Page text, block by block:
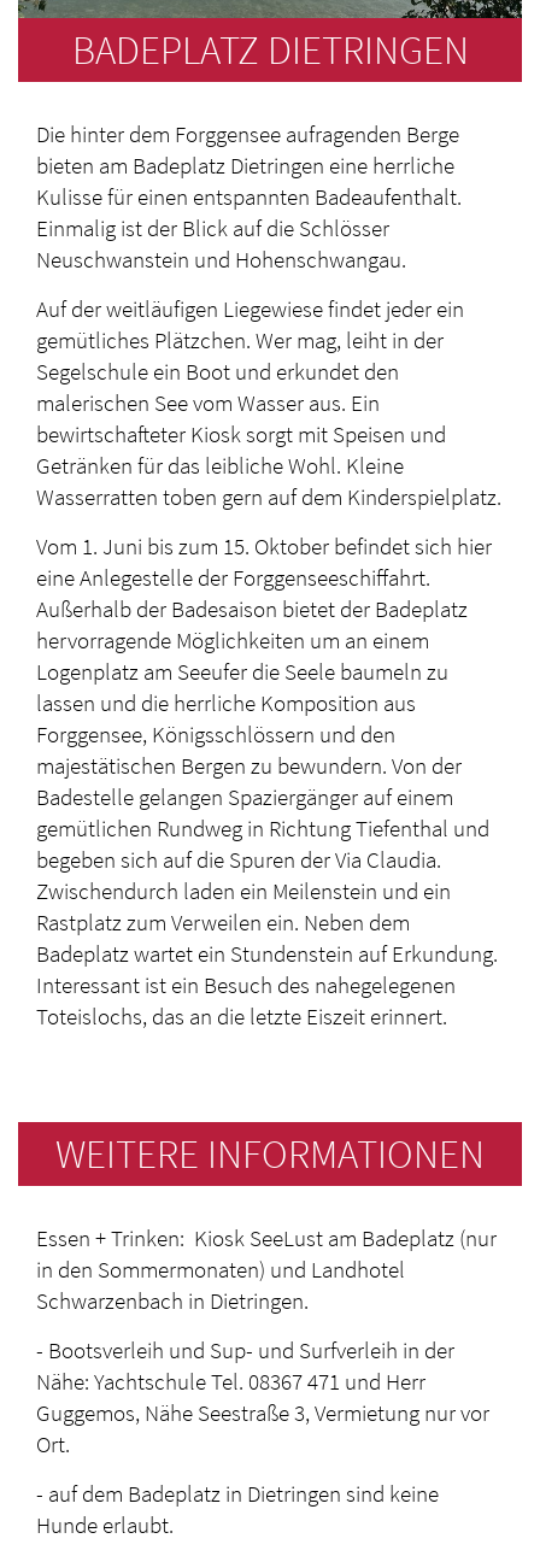
BADEPLATZ DIETRINGEN
Die hinter dem Forggensee aufragenden Berge
bieten am Badeplatz Dietringen eine herrliche
Kulisse für einen entspannten Badeaufenthalt.
Einmalig ist der Blick auf die Schlösser
Neuschwanstein und Hohenschwangau.
Auf der weitläufigen Liegewiese findet jeder ein
gemütliches Plätzchen. Wer mag, leiht in der
Segelschule ein Boot und erkundet den
malerischen See vom Wasser aus. Ein
bewirtschafteter Kiosk sorgt mit Speisen und
Getränken für das leibliche Wohl. Kleine
Wasserratten toben gern auf dem Kinderspielplatz.
Vom 1. Juni bis zum 15. Oktober befindet sich hier
eine Anlegestelle der Forggenseeschiffahrt.
Außerhalb der Badesaison bietet der Badeplatz
hervorragende Möglichkeiten um an einem
Logenplatz am Seeufer die Seele baumeln zu
lassen und die herrliche Komposition aus
Forggensee, Königsschlössern und den
majestätischen Bergen zu bewundern. Von der
Badestelle gelangen Spaziergänger auf einem
gemütlichen Rundweg in Richtung Tiefenthal und
begeben sich auf die Spuren der Via Claudia.
Zwischendurch laden ein Meilenstein und ein
Rastplatz zum Verweilen ein. Neben dem
Badeplatz wartet ein Stundenstein auf Erkundung.
Interessant ist ein Besuch des nahegelegenen
Toteislochs, das an die letzte Eiszeit erinnert.
WEITERE INFORMATIONEN
Essen + Trinken: Kiosk SeeLust am Badeplatz (nur
in den Sommermonaten) und Landhotel
Schwarzenbach in Dietringen.
- Bootsverleih und Sup- und Surfverleih in der
Nähe: Yachtschule Tel. 08367 471 und Herr
Guggemos, Nähe Seestraße 3, Vermietung nur vor
Ort.
- auf dem Badeplatz in Dietringen sind keine
Hunde erlaubt.